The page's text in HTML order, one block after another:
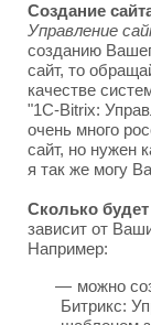
Создание
Управление
созданию
сайт, то
качестве
"1C-Bitrix:
очень много
сайт, но нужен
я так же могу
Сколько будет
зависит от
Например:
можно
Битрикс: